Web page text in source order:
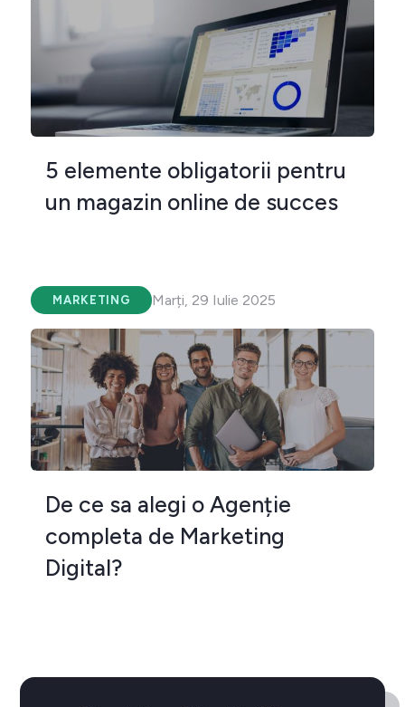
5 elemente obligatorii pentru
un magazin online de succes
MARKETING Marți, 29 Iulie 2025
De ce sa alegi o Agenție
completa de Marketing
Digital?